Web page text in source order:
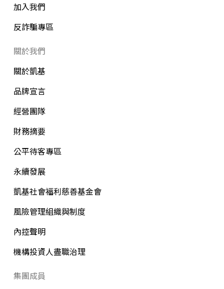
加入我們
反詐騙專區
關於我們
關於凱基
品牌宣言
經營團隊
財務摘要
公平待客專區
永續發展
凱基社會福利慈善基金會
風險管理組織與制度
內控聲明
機構投資人盡職治理
集團成員